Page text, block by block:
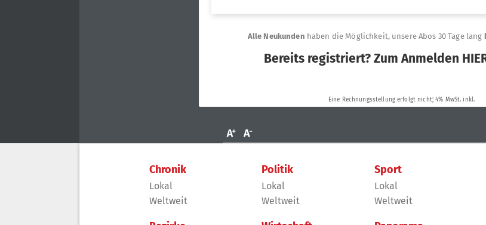
Chronik
Lokal
Weltweit
Politik
Lokal
Weltweit
Sport
Lokal
Weltweit